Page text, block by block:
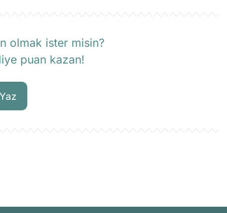
olmak ister misin?
puan kazan!